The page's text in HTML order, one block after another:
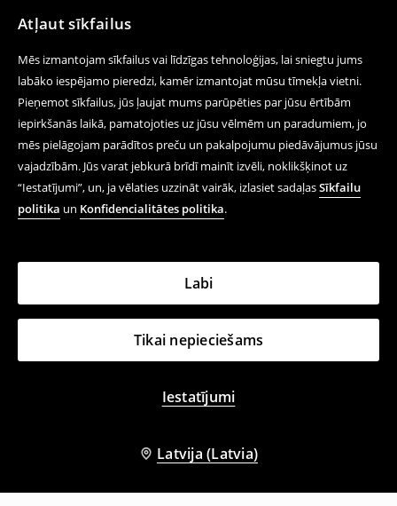
Atļaut sīkfailus
Mēs izmantojam sīkfailus vai līdzīgas tehnoloģijas, lai sniegtu jums
labāko iespējamo pieredzi, kamēr izmantojat mūsu tīmekļa vietni.
Pieņemot sīkfailus, jūs ļaujat mums parūpēties par jūsu ērtībām
iepirkšanās laikā, pamatojoties uz jūsu vēlmēm un paradumiem, jo
mēs pielāgojam parādītos preču un pakalpojumu piedāvājumus jūsu
vajadzībām. Jūs varat jebkurā brīdī mainīt izvēli, noklikšķinot uz
“Iestatījumi”, un, ja vēlaties uzzināt vairāk, izlasiet sadaļasSīkfailu
politika un Konfidencialitātes politika.
Tikai nepieciešams
Iestatījumi
Labi
Latvija (Latvia)